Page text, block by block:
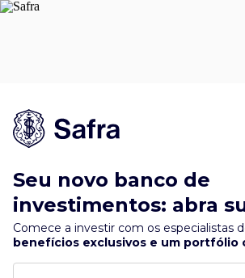
Seu novo banco de
investimentos: abra
Comece a investir com os especialistas
benefícios exclusivos e um portfólio